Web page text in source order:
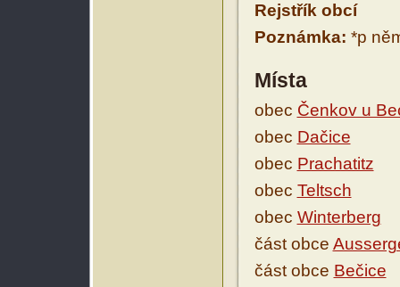
Rejstřík obcí
Poznámka: *p
Místa
obec Čenkov u
obec Dačice
obec Prachatitz
obec Teltsch
obec Winterberg
část obce
část obce Bečice